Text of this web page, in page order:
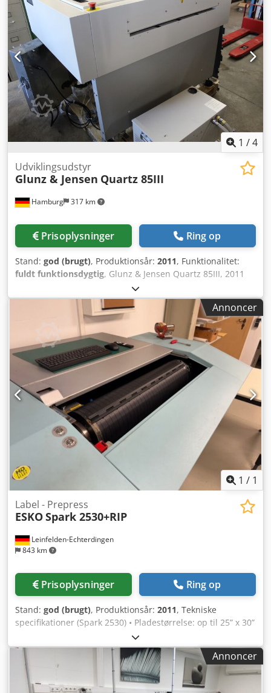
1 /4
Hamburg 317 km
Udviklingsudstyr
Glunz & Jensen Quartz 85III
Prisoplysninger Ring op
Stand: god (brugt), Produktionsår: 2011, Funktionalitet:
fuldt funktionsdygtig, Glunz & Jensen Quartz 85III, 2011
Chedpfx Aszf Ivzscmoa online pladefremkalder til termiske
metalplader 85 cm indføringsbredde, inkl. køleenhed
rengjort og testet Alle tilbud er betinget af forudgående
Annoncer
1 / 1
Leinfelden-Echterdingen
843 km
Label - Prepress
ESKOSpark 2530+RIP
Prisoplysninger Ring op
Stand: god (brugt), Produktionsår: 2011, Tekniske
specifikationer (Spark 2530) • Pladestørrelse: op til 25” x 30”
(635 x 762 mm) • Opløsning: 2.000–4.000 ppi (op til 10.160
ppi for sikkerhed) Chedpfx Aew Tc Uijcmoa • Software:
Grapholas CDI, understøtter 1-bit TIFF & LEN filer •
Dimensioner: B 1.600 mm · D 870–1.180 mm · H 1.070 mm •
Vægt: 1.000 kg
Annoncer